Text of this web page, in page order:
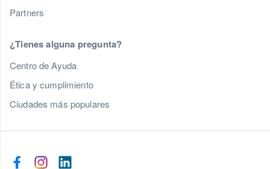
Partners
¿Tienes alguna pregunta?
Centro de Ayuda
Ética y cumplimiento
Ciudades más populares